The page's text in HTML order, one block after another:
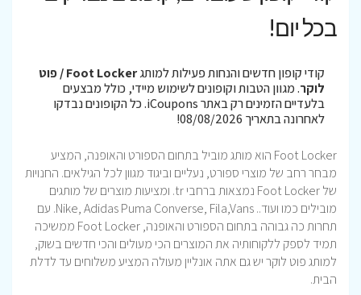
בכל יום!
קודי קופון חדשים והנחות פעילות למותג
Foot Locker / פוט
לוקר. מגוון הטבות וקופונים לשימוש מיידי, כולל מבצעים
בלעדיים הזמינים רק באתר iCoupons. כל הקופונים נבדקו
לאחרונה בתאריך 08/08/2026!
Foot Locker הוא מותג מוביל בתחום הספורט והאופנה, המציע
מבחר רחב של מוצרי ספורט, נעליים וביגוד מגוון לכל הגילאים. החנויות
של Foot Locker נמצאות ברחבי tr. ומציעות מוצרים של מותגים
מובילים כמו ועוד.. Nike, Adidas Puma Converse, Fila,Vans. עם
תחרות כה גבוהה בתחום הספורט והאופנה, Foot Locker ממשיכה
תמיד לספק ללקוחותיה את המוצרים הכי מעולים והכי חדשים בשוק,
למותג פוט לוקר יש גם אתה אונליין מעולה המציע משלוחים עד לדלת
הבית.